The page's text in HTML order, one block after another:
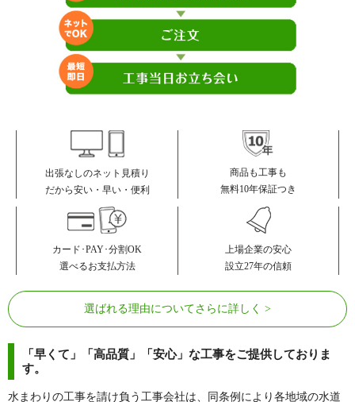
スカイパル鳩ヶ谷本町
セザールけやき通り セピアコート並木
ゼファー川口青木フェリシア セントレジアス川口
ソフィア川口青木
ダイアパレス川口
ダイナシティ西川口
ダイヤパレス南鳩ヶ谷グランエー
タウンヒルズ川口寿公園 つくし第二マンション
Dクラディア川口戸塚
ディーグランセ東川口アイプレシ
デュオヒルズ東川口
デュオヒルズ東川口ザ・ファース
ト
東急ドエルスカイマークタワー川
口
出張なしのネット見積り
だから安い・早い・便利
商品も工事も
無料10年保証つき
カード･PAY･分割OK
選べるお支払方法
上場企業の安心
設立27年の信頼
選ばれる理由についてさらに詳しく
「早くて」「高品質」「安心」な工事をご提供しておりま
す。
水まわりの工事を請け負う工事会社は、同条例により各地域の水道